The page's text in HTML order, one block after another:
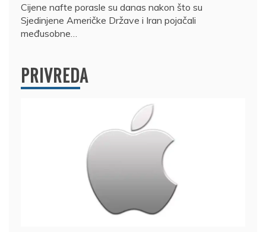
Cijene nafte porasle su danas nakon što su
Sjedinjene Američke Države i Iran pojačali
međusobne…
PRIVREDA